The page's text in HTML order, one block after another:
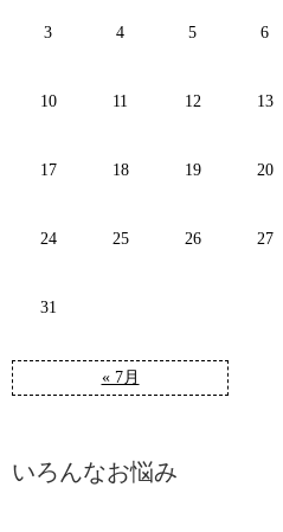
« 7月
3 4 5 6
10 11 12 13
17 18 19 20
24 25 26 27
31
いろんなお悩み